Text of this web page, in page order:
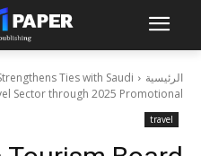
الرئيسية
Ties with Saudi
Sector through 2025 Promotional...
travel